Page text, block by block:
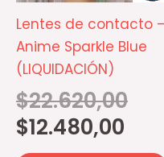
Lentes de contacto –
Anime Sparkle Blue
(LIQUIDACIÓN)
$22.620,00
$12.480,00